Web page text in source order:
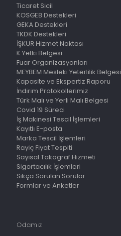
Ticaret Sicil
KOSGEB Destekleri
GEKA Destekleri
TKDK Destekleri
İŞKUR Hizmet Noktası
K Yetki Belgesi
Fuar Organizasyonları
MEYBEM Mesleki Yeterlilik Belgesi
Kapasite ve Ekspertiz Raporu
İndirim Protokollerimiz
Türk Malı ve Yerli Malı Belgesi
Covid 19 Süreci
İş Makinesi Tescil İşlemleri
Kayıtlı E-posta
Marka Tescil İşlemleri
Rayiç Fiyat Tespiti
Sayısal Takograf Hizmeti
Sigortacılık İşlemleri
Sıkça Sorulan Sorular
Formlar ve Anketler
Odamız